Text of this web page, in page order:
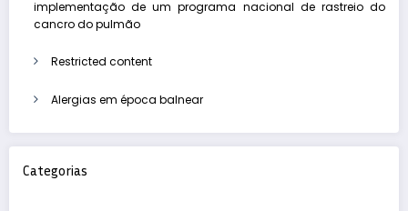
implementação de um programa nacional de rastreio do
cancro do pulmão
Restricted content
Alergias em época balnear
Categorias